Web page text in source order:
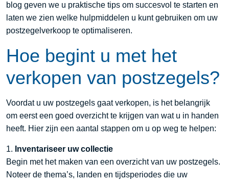
blog geven we u praktische tips om succesvol te starten en
laten we zien welke hulpmiddelen u kunt gebruiken om uw
postzegelverkoop te optimaliseren.
Hoe begint u met het
verkopen van postzegels?
Voordat u uw postzegels gaat verkopen, is het belangrijk
om eerst een goed overzicht te krijgen van wat u in handen
heeft. Hier zijn een aantal stappen om u op weg te helpen:
1. Inventariseer uw collectie
Begin met het maken van een overzicht van uw postzegels.
Noteer de thema’s, landen en tijdsperiodes die uw